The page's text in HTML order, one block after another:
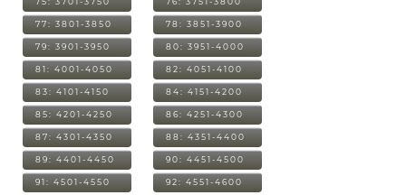
77: 3801-3850 78: 3851-3900
79: 3901-3950 80: 3951-4000
81: 4001-4050 82: 4051-4100
83: 4101-4150 84: 4151-4200
85: 4201-4250 86: 4251-4300
87: 4301-4350 88: 4351-4400
89: 4401-4450 90: 4451-4500
91: 4501-4550 92: 4551-4600